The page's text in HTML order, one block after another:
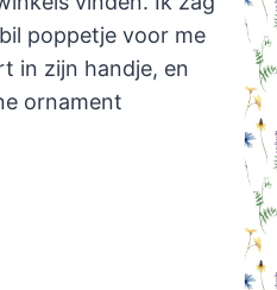
poppetje voor me
in zijn handje, en
ornament